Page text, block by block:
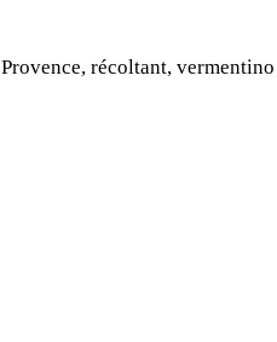
mer des
Provence, récoltant, vermentino